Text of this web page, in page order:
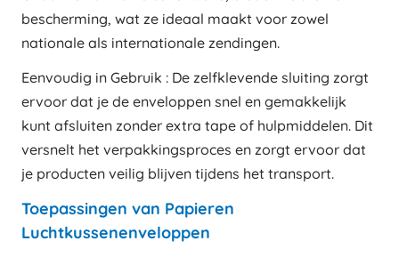
bescherming, wat ze ideaal maakt voor zowel
nationale als internationale zendingen.
Eenvoudig in Gebruik : De zelfklevende sluiting zorgt
ervoor dat je de enveloppen snel en gemakkelijk
kunt afsluiten zonder extra tape of hulpmiddelen. Dit
versnelt het verpakkingsproces en zorgt ervoor dat
je producten veilig blijven tijdens het transport.
Toepassingen van Papieren
Luchtkussenenveloppen